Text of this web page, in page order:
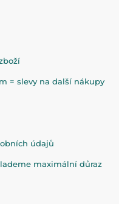
= slevy na další nákupy
údajů
maximální důraz